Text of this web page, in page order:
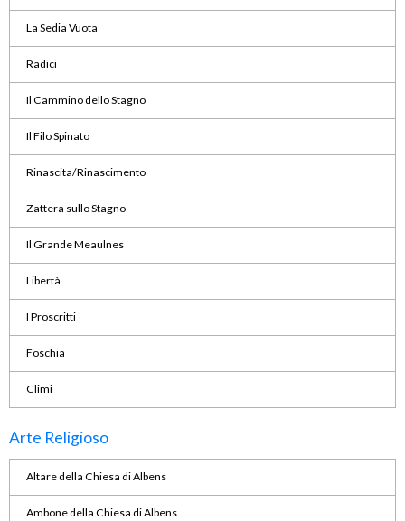
La Sedia Vuota
Radici
Il Cammino dello Stagno
Il Filo Spinato
Rinascita/Rinascimento
Zattera sullo Stagno
Il Grande Meaulnes
Libertà
I Proscritti
Foschia
Climi
Arte Religioso
Altare della Chiesa di Albens
Ambone della Chiesa di Albens